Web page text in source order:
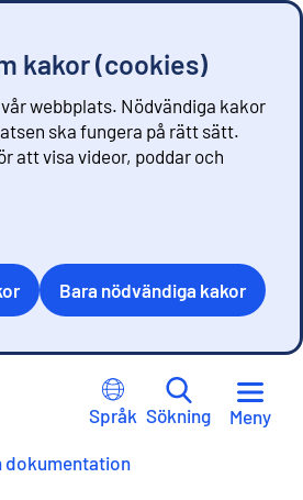
kakor (cookies)
webbplats. Nödvändiga kakor
ska fungera på rätt sätt.
att visa videor, poddar och
Bara nödvändiga kakor
Språk Sökning Meny
dokumentation